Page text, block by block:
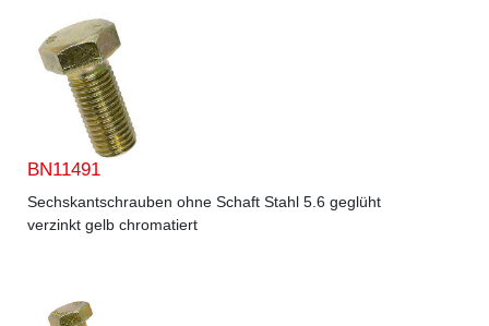
BN11491
Sechskantschrauben ohne Schaft Stahl 5.6 geglüht
verzinkt gelb chromatiert